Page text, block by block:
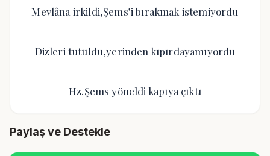
Mevlâna irkildi,Şems’i bırakmak istemiyordu
Dizleri tutuldu,yerinden kıpırdayamıyordu
Hz.Şems yöneldi kapıya çıktı
Paylaş ve Destekle